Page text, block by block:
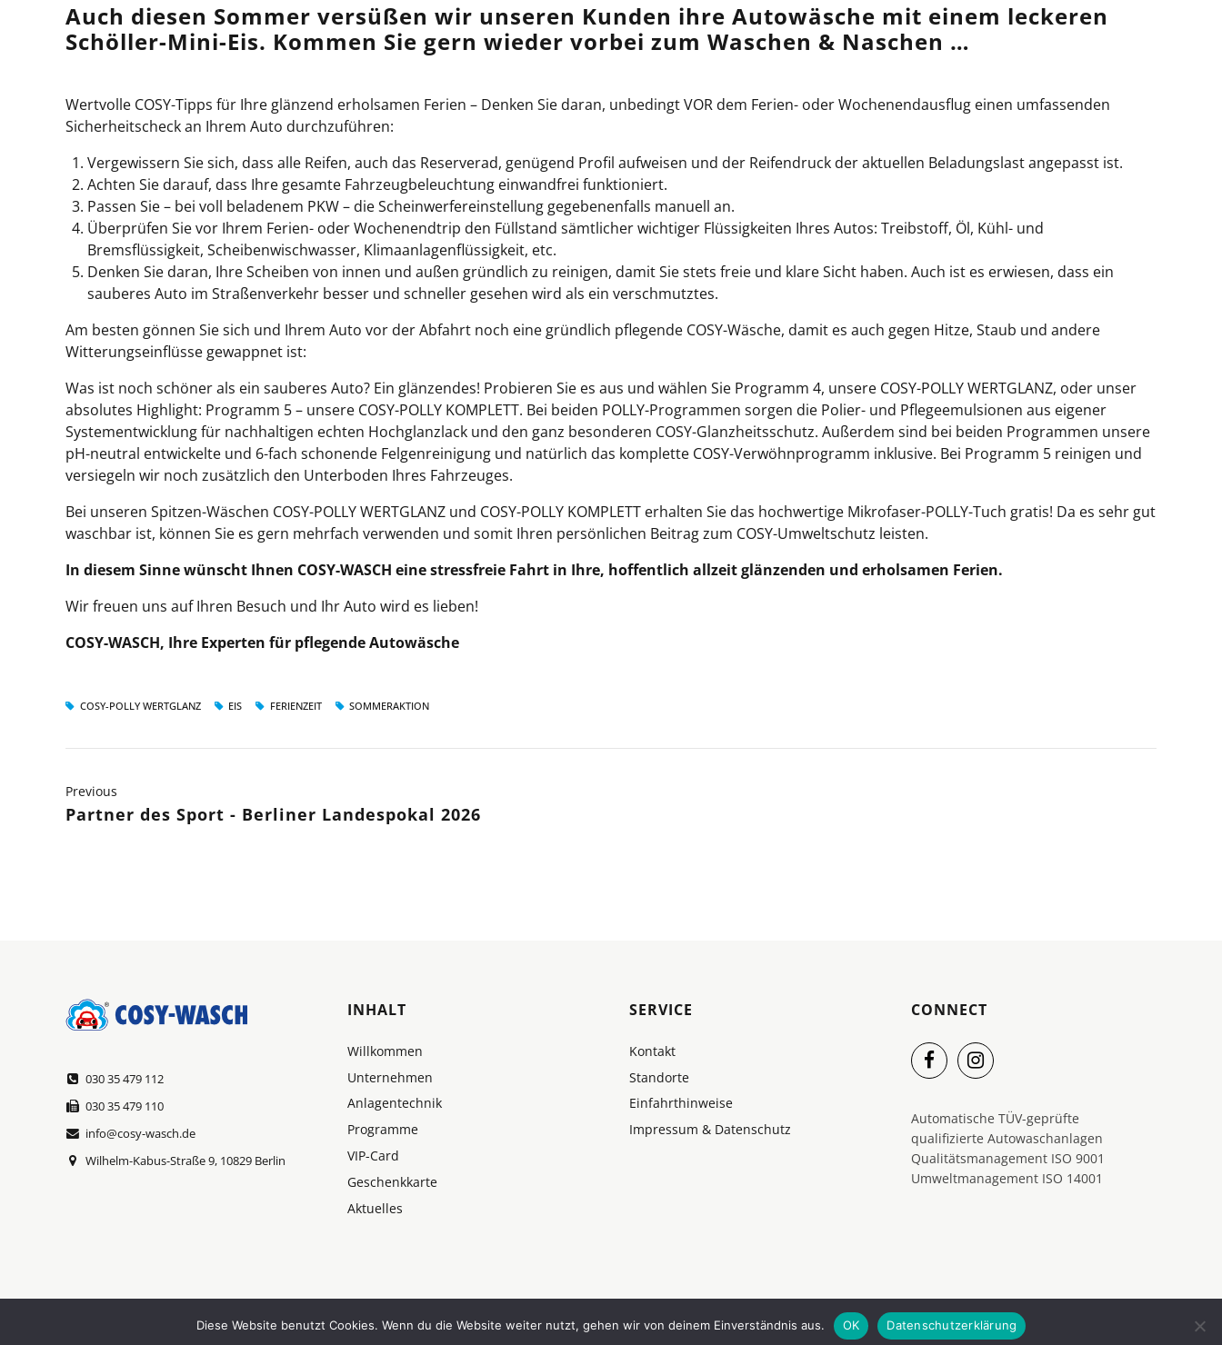
Auch diesen Sommer versüßen wir unseren Kunden ihre Autowäsche mit einem leckeren
Schöller-Mini-Eis. Kommen Sie gern wieder vorbei zum Waschen & Naschen …
Wertvolle COSY-Tipps für Ihre glänzend erholsamen Ferien – Denken Sie daran, unbedingt VOR dem Ferien- oder Wochenendausflug einen umfassenden
Sicherheitscheck an Ihrem Auto durchzuführen:
Vergewissern Sie sich, dass alle Reifen, auch das Reserverad, genügend Profil aufweisen und der Reifendruck der aktuellen Beladungslast angepasst ist.
Achten Sie darauf, dass Ihre gesamte Fahrzeugbeleuchtung einwandfrei funktioniert.
Passen Sie – bei voll beladenem PKW – die Scheinwerfereinstellung gegebenenfalls manuell an.
Überprüfen Sie vor Ihrem Ferien- oder Wochenendtrip den Füllstand sämtlicher wichtiger Flüssigkeiten Ihres Autos: Treibstoff, Öl, Kühl- und
Bremsflüssigkeit, Scheibenwischwasser, Klimaanlagenflüssigkeit, etc.
Denken Sie daran, Ihre Scheiben von innen und außen gründlich zu reinigen, damit Sie stets freie und klare Sicht haben. Auch ist es erwiesen, dass ein
sauberes Auto im Straßenverkehr besser und schneller gesehen wird als ein verschmutztes.
Am besten gönnen Sie sich und Ihrem Auto vor der Abfahrt noch eine gründlich pflegende COSY-Wäsche, damit es auch gegen Hitze, Staub und andere
Witterungseinflüsse gewappnet ist:
Was ist noch schöner als ein sauberes Auto? Ein glänzendes! Probieren Sie es aus und wählen Sie Programm 4, unsere COSY-POLLY WERTGLANZ, oder unser
absolutes Highlight: Programm 5 – unsere COSY-POLLY KOMPLETT. Bei beiden POLLY-Programmen sorgen die Polier- und Pflegeemulsionen aus eigener
Systementwicklung für nachhaltigen echten Hochglanzlack und den ganz besonderen COSY-Glanzheitsschutz. Außerdem sind bei beiden Programmen unsere
pH-neutral entwickelte und 6-fach schonende Felgenreinigung und natürlich das komplette COSY-Verwöhnprogramm inklusive. Bei Programm 5 reinigen und
versiegeln wir noch zusätzlich den Unterboden Ihres Fahrzeuges.
Bei unseren Spitzen-Wäschen COSY-POLLY WERTGLANZ und COSY-POLLY KOMPLETT erhalten Sie das hochwertige Mikrofaser-POLLY-Tuch gratis! Da es sehr gut
waschbar ist, können Sie es gern mehrfach verwenden und somit Ihren persönlichen Beitrag zum COSY-Umweltschutz leisten.
In diesem Sinne wünscht Ihnen COSY-WASCH eine stressfreie Fahrt in Ihre, hoffentlich allzeit glänzenden und erholsamen Ferien.
Wir freuen uns auf Ihren Besuch und Ihr Auto wird es lieben!
COSY-WASCH, Ihre Experten für pflegende Autowäsche
COSY-POLLY WERTGLANZ EIS FERIENZEIT SOMMERAKTION
Previous
Partner des Sport - Berliner Landespokal 2026
030 35 479 112
030 35 479 110
info@cosy-wasch.de
Wilhelm-Kabus-Straße 9, 10829 Berlin
INHALT
Willkommen
Unternehmen
Anlagentechnik
Programme
VIP-Card
Geschenkkarte
Aktuelles
SERVICE
Kontakt
Standorte
Einfahrthinweise
Impressum & Datenschutz
CONNECT
Automatische TÜV-geprüfte
qualifizierte Autowaschanlagen
Qualitätsmanagement ISO 9001
Umweltmanagement ISO 14001
©2026 COSY-WASCH. Alle Rechte vorbehalten.Diese Website benutzt Cookies. Wenn du die Website weiter nutzt, gehen wir von deinem Einverständnis aus. OK Datenschutzerklärung